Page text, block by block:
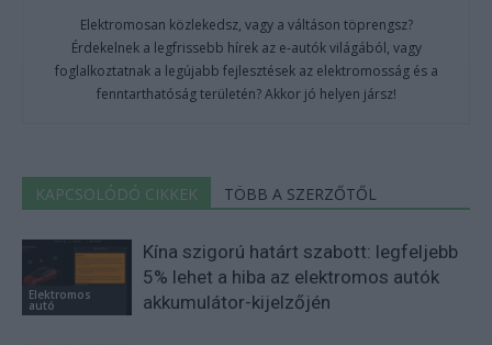
Elektromosan közlekedsz, vagy a váltáson töprengsz?
Érdekelnek a legfrissebb hírek az e-autók világából, vagy
foglalkoztatnak a legújabb fejlesztések az elektromosság és a
fenntarthatóság területén? Akkor jó helyen jársz!
KAPCSOLÓDÓ CIKKEK TÖBB A SZERZŐTŐL
Elektromos
autó
Kína szigorú határt szabott: legfeljebb
5% lehet a hiba az elektromos autók
akkumulátor-kijelzőjén